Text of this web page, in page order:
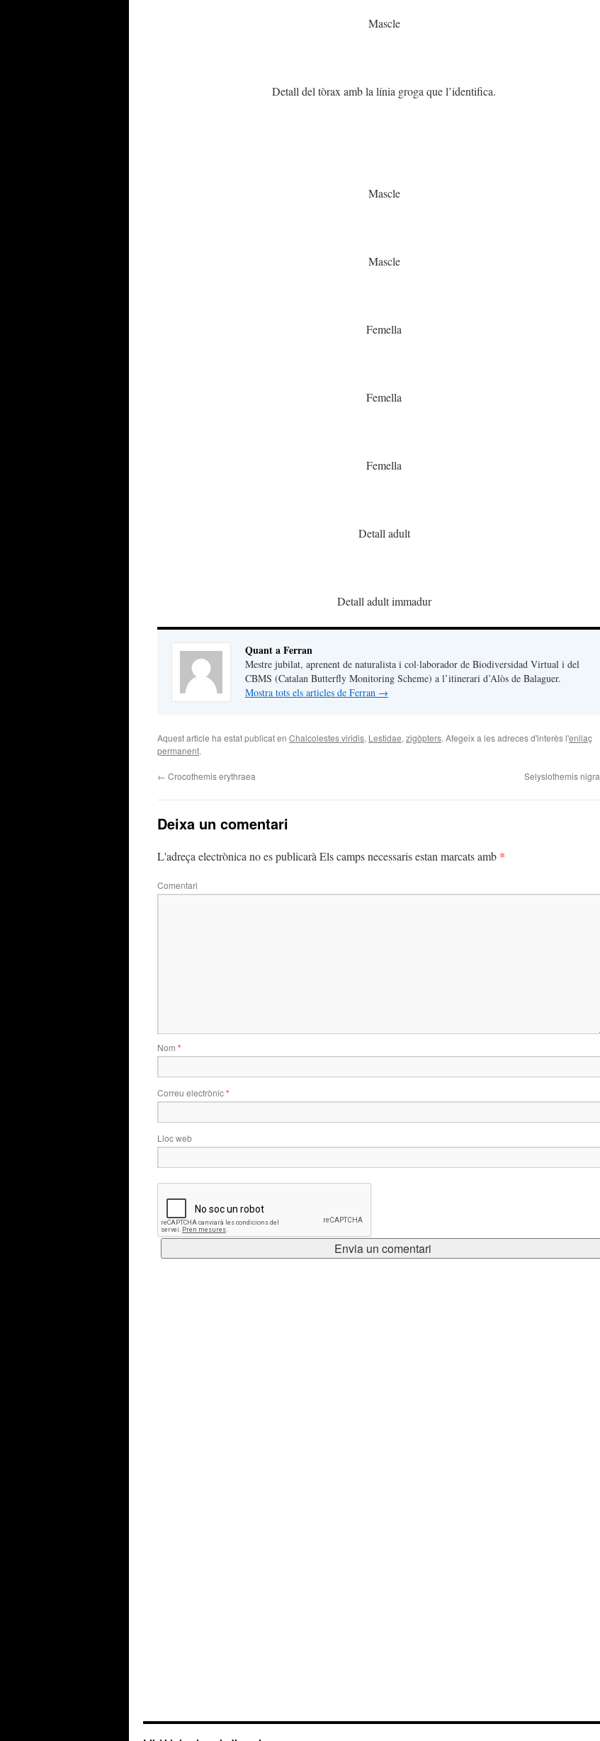
Mascle
Detall del tòrax amb la línia groga que l’identifica.
Mascle
Mascle
Femella
Femella
Femella
Detall adult
Detall adult immadur
Quant a Ferran
Mestre jubilat, aprenent de naturalista i col·laborador de Biodiversidad Virtual i del
CBMS (Catalan Butterfly Monitoring Scheme) a l’itinerari d’Alòs de Balaguer.
Mostra tots els articles de Ferran →
Aquest article ha estat publicat en Chalcolestes viridis, Lestidae, zigòpters. Afegeix a les adreces d'interès l'enllaç
permanent.
← Crocothemis erythraea Selysiothemis nigra
Deixa un comentari
L'adreça electrònica no es publicarà Els camps necessaris estan marcats amb *
Comentari
Nom *
Correu electrònic*
Lloc web